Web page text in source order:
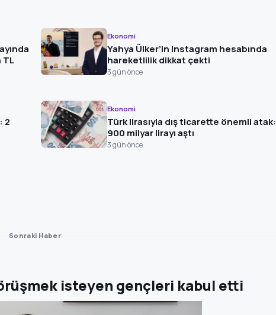
Ekonomi
Yahya Ülker’in Instagram hesabında
hareketlilik dikkat çekti
3 gün önce
2
Ekonomi
Türk lirasıyla dış ticarette önemli atak:
900 milyar lirayı aştı
3 gün önce
Sonraki Haber
isteyen gençleri kabul etti